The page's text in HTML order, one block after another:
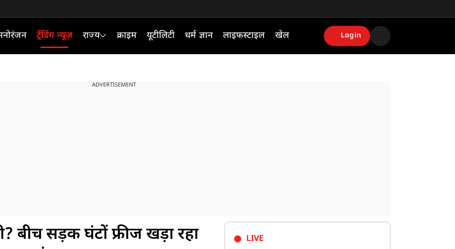
ट्रेंडिंग न्यूज़ राज्य क्राइम यूटीलिटी धर्म ज्ञान लाइफस्टाइल खेल Login
ADVERTISEMENT
बीच सड़क घंटों फ्रीज खड़ा रहा
LIVE